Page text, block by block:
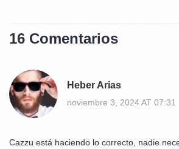
16 Comentarios
Heber Arias
noviembre 3, 2024 AT 07:31
Cazzu está haciendo lo correcto, nadie